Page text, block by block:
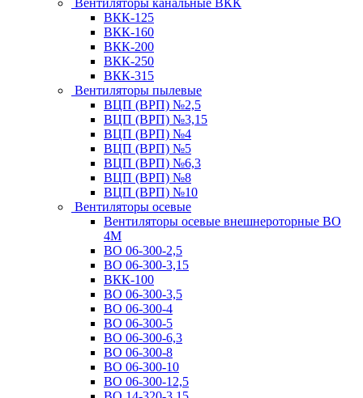
Вентиляторы канальные ВКК
ВКК-125
ВКК-160
ВКК-200
ВКК-250
ВКК-315
Вентиляторы пылевые
ВЦП (ВРП) №2,5
ВЦП (ВРП) №3,15
ВЦП (ВРП) №4
ВЦП (ВРП) №5
ВЦП (ВРП) №6,3
ВЦП (ВРП) №8
ВЦП (ВРП) №10
Вентиляторы осевые
Вентиляторы осевые внешнероторные ВО
4М
ВО 06-300-2,5
ВО 06-300-3,15
ВКК-100
ВО 06-300-3,5
ВО 06-300-4
ВО 06-300-5
ВО 06-300-6,3
ВО 06-300-8
ВО 06-300-10
ВО 06-300-12,5